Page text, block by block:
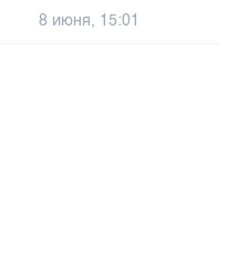
8 июня, 15:01